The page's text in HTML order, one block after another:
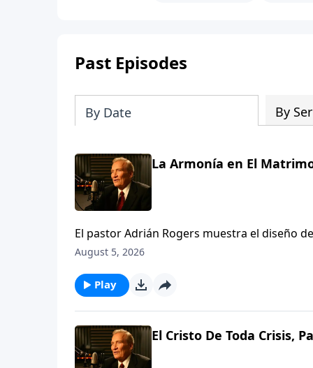
Past Episodes
By Date By
La Armonía en El
El pastor Adrián Rogers muestra el diseño
mujer, y cómo tener armonía en el hogar. A
August 5, 2026
Play
El Cristo De Toda Crisis,